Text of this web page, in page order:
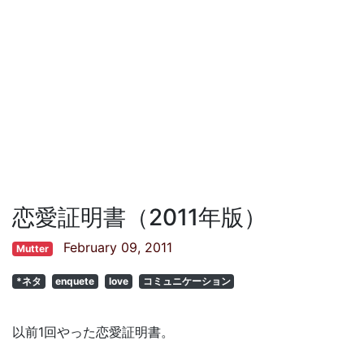
恋愛証明書（2011年版）
Mutter February 09, 2011
*ネタ enquete love コミュニケーション
以前1回やった恋愛証明書。